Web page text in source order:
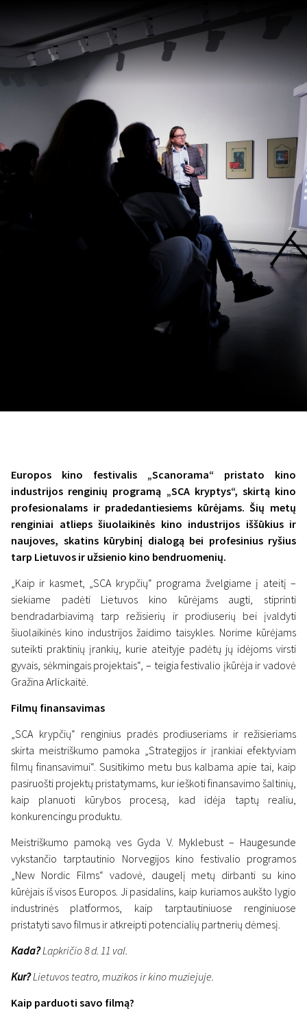
Naujienos
„Scanoramos“ renginiai kino
industrijai: nuo Holivudo
paslapčių su Baradinsku iki
lyčių lygybės klausimų
1 lapkričio 2025
Europos kino festivalis „Scanorama“ pristato kino
industrijos renginių programą „SCA kryptys“, skirtą kino
profesionalams ir pradedantiesiems kūrėjams. Šių metų
renginiai atlieps šiuolaikinės kino industrijos iššūkius ir
naujoves, skatins kūrybinį dialogą bei profesinius ryšius
tarp Lietuvos ir užsienio kino bendruomenių.
„Kaip ir kasmet, „SCA krypčių“ programa žvelgiame į ateitį –
siekiame padėti Lietuvos kino kūrėjams augti, stiprinti
bendradarbiavimą tarp režisierių ir prodiuserių bei įvaldyti
šiuolaikinės kino industrijos žaidimo taisykles. Norime kūrėjams
suteikti praktinių įrankių, kurie ateityje padėtų jų idėjoms virsti
gyvais, sėkmingais projektais“, – teigia festivalio įkūrėja ir vadovė
Gražina Arlickaitė.
Filmų finansavimas
„SCA krypčių“ renginius pradės prodiuseriams ir režisieriams
skirta meistriškumo pamoka „Strategijos ir įrankiai efektyviam
filmų finansavimui“. Susitikimo metu bus kalbama apie tai, kaip
pasiruošti projektų pristatymams, kur ieškoti finansavimo šaltinių,
kaip planuoti kūrybos procesą, kad idėja taptų realiu,
konkurencingu produktu.
Meistriškumo pamoką ves Gyda V. Myklebust – Haugesunde
vykstančio tarptautinio Norvegijos kino festivalio programos
„New Nordic Films“ vadovė, daugelį metų dirbanti su kino
kūrėjais iš visos Europos. Ji pasidalins, kaip kuriamos aukšto lygio
industrinės platformos, kaip tarptautiniuose renginiuose
pristatyti savo filmus ir atkreipti potencialių partnerių dėmesį.
Kada?Lapkričio 8 d. 11 val.
Kur?Lietuvos teatro, muzikos ir kino muziejuje.
Kaip parduoti savo filmą?